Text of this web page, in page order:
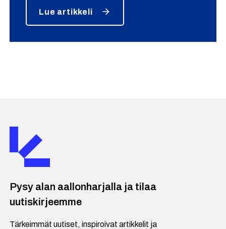
Lue artikkeli
Pysy alan aallonharjalla ja tilaa
uutiskirjeemme
Tärkeimmät uutiset, inspiroivat artikkelit ja